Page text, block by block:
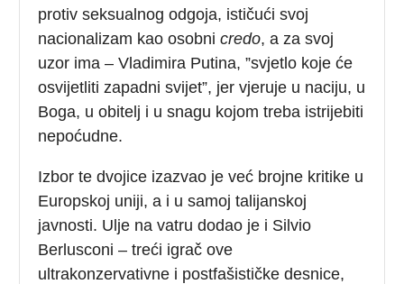
protiv seksualnog odgoja, ističući svoj
nacionalizam kao osobnicredo, a za svoj
uzor ima – Vladimira Putina, ”svjetlo koje će
osvijetliti zapadni svijet”, jer vjeruje u naciju, u
Boga, u obitelj i u snagu kojom treba istrijebiti
nepoćudne.
Izbor te dvojice izazvao je već brojne kritike u
Europskoj uniji, a i u samoj talijanskoj
javnosti. Ulje na vatru dodao je i Silvio
Berlusconi – treći igrač ove
ultrakonzervativne i postfašističke desnice,